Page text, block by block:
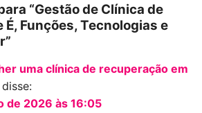
“Gestão de Clínica de
É, Funções, Tecnologias e
uma clínica de recuperação em
disse:
de 2026 às 16:05